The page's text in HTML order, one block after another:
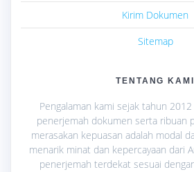
Kirim Dokumen
Sitemap
TENTANG KAMI
Pengalaman kami sejak tahun
penerjemah dokumen serta ribuan
merasakan kepuasan adalah modal
menarik minat dan kepercayaan dari
penerjemah terdekat sesuai